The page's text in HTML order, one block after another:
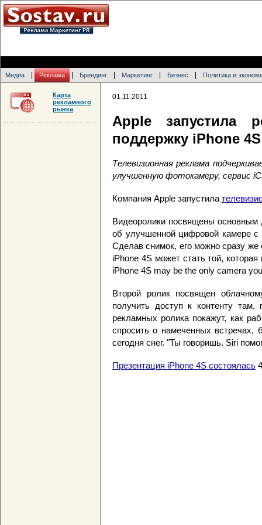
Медиа Реклама Брендинг Маркетинг Бизнес Политика и
01.11.2011
Apple запустила
поддержку iPhone 4S
Телевизионная реклама
улучшенную фотокамеру, сервис
Компания Apple запустила
Видеоролики посвящены основным
об улучшенной цифровой камере
Сделав снимок, его можно сразу же
iPhone 4S может стать той,
iPhone 4S may be the only camera
Второй ролик посвящен
получить доступ к контенту там,
рекламных ролика покажут, как
спросить о намеченных
сегодня снег. "Ты говоришь. Siri
Презентация iPhone 4S состоялась
Карта
рекламного
рынка